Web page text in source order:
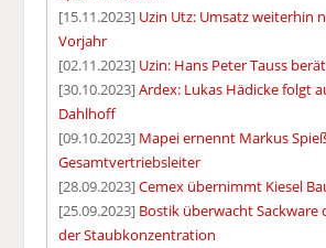
[15.11.2023] Uzin Utz: Umsatz weiterhin
Vorjahr
[02.11.2023] Uzin: Hans Peter Tauss
[30.10.2023]Ardex: Lukas Hädicke folgt
Dahlhoff
[09.10.2023] Mapei ernennt Markus
Gesamtvertriebsleiter
[28.09.2023]Cemex übernimmt Kiesel
[25.09.2023] Bostik überwacht Sackware
der Staubkonzentration